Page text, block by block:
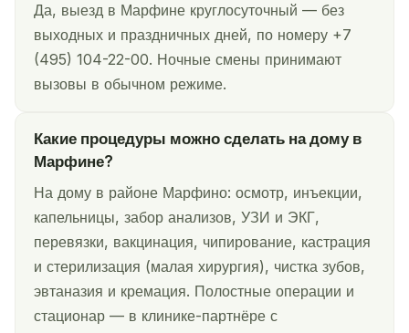
Да, выезд в Марфине круглосуточный — без
выходных и праздничных дней, по номеру +7
(495) 104-22-00. Ночные смены принимают
вызовы в обычном режиме.
Какие процедуры можно сделать на дому в
Марфине?
На дому в районе Марфино: осмотр, инъекции,
капельницы, забор анализов, УЗИ и ЭКГ,
перевязки, вакцинация, чипирование, кастрация
и стерилизация (малая хирургия), чистка зубов,
эвтаназия и кремация. Полостные операции и
стационар — в клинике-партнёре с